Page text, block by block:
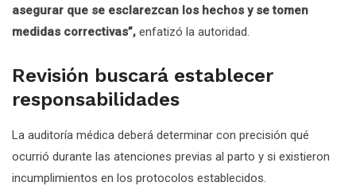
asegurar que se esclarezcan los hechos y se tomen
medidas correctivas”, enfatizó la autoridad.
Revisión buscará establecer
responsabilidades
La auditoría médica deberá determinar con precisión qué
ocurrió durante las atenciones previas al parto y si existieron
incumplimientos en los protocolos establecidos.